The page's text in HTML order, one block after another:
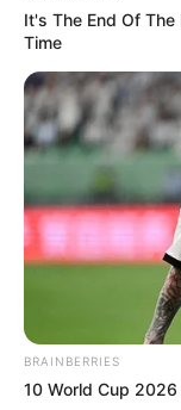
It's The End Of
Time
BRAINBERRIES
10 World Cup 2026